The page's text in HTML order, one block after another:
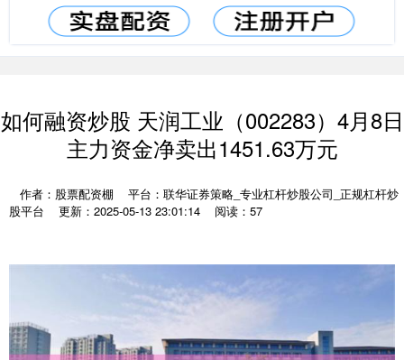
如何融资炒股 天润工业（002283）4月8日
主力资金净卖出1451.63万元
作者：股票配资棚
平台：联华证券策略_专业杠杆炒股公司_正规杠杆炒
股平台
更新：2025-05-13 23:01:14 阅读：57